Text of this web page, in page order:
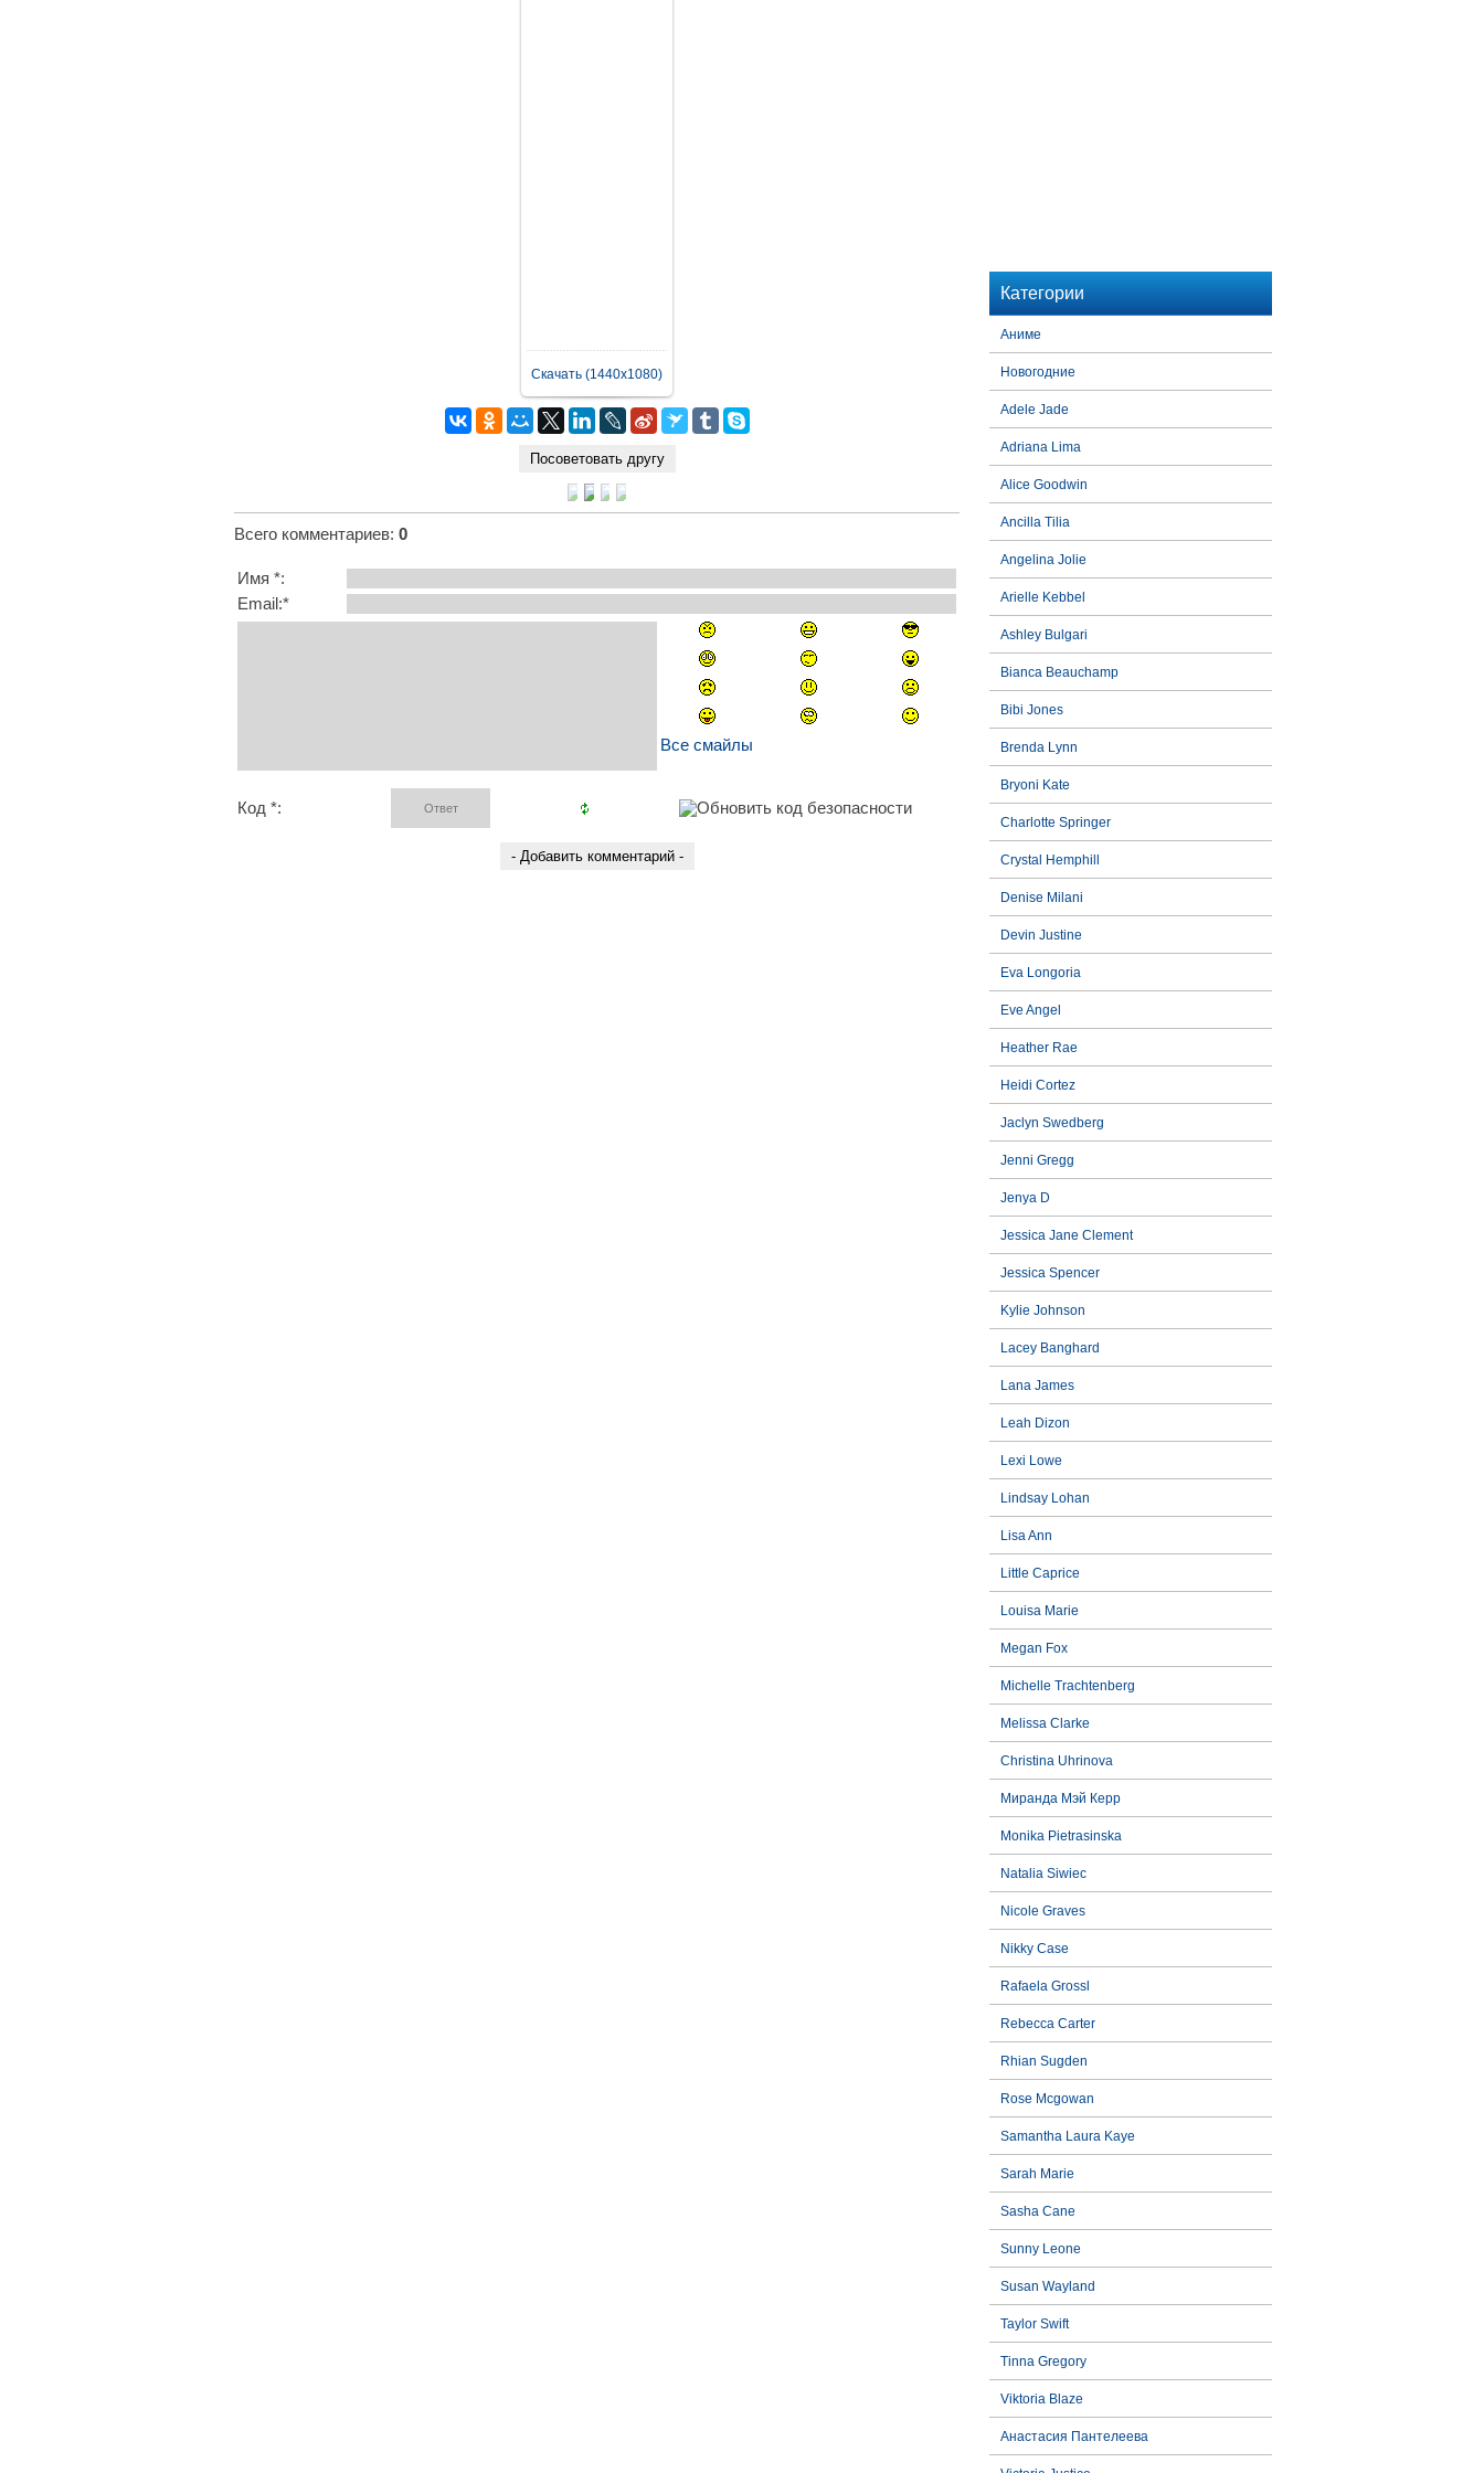
Скачать (1440x1080)
Всего комментариев: 0
Имя *:
Email:*
Все смайлы
Код *:
Категории
Аниме
Новогодние
Adele Jade
Adriana Lima
Alice Goodwin
Ancilla Tilia
Angelina Jolie
Arielle Kebbel
Ashley Bulgari
Bianca Beauchamp
Bibi Jones
Brenda Lynn
Bryoni Kate
Charlotte Springer
Crystal Hemphill
Denise Milani
Devin Justine
Eva Longoria
Eve Angel
Heather Rae
Heidi Cortez
Jaclyn Swedberg
Jenni Gregg
Jenya D
Jessica Jane Clement
Jessica Spencer
Kylie Johnson
Lacey Banghard
Lana James
Leah Dizon
Lexi Lowe
Lindsay Lohan
Lisa Ann
Little Caprice
Louisa Marie
Megan Fox
Michelle Trachtenberg
Melissa Clarke
Christina Uhrinova
Миранда Мэй Керр
Monika Pietrasinska
Natalia Siwiec
Nicole Graves
Nikky Case
Rafaela Grossl
Rebecca Carter
Rhian Sugden
Rose Mcgowan
Samantha Laura Kaye
Sarah Marie
Sasha Cane
Sunny Leone
Susan Wayland
Taylor Swift
Tinna Gregory
Viktoria Blaze
Анастасия Пантелеева